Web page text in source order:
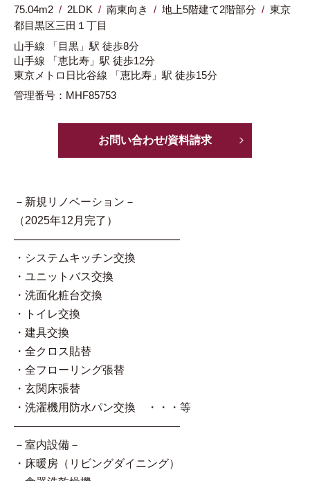
75.04m2 2LDK 南東向き 地上5階建て2階部分
東京
都目黒区三田１丁目
山手線
「目黒」駅 徒歩8分
山手線
「恵比寿」駅 徒歩12分
東京メトロ日比谷線
「恵比寿」駅 徒歩15分
管理番号：MHF85753
お問い合わせ/資料請求
－新規リノベーション－
（2025年12月完了）
―――――――――――――――
・システムキッチン交換
・ユニットバス交換
・洗面化粧台交換
・トイレ交換
・建具交換
・全クロス貼替
・全フローリング張替
・玄関床張替
・洗濯機用防水パン交換 ・・・等
―――――――――――――――
－室内設備－
・床暖房（リビングダイニング）